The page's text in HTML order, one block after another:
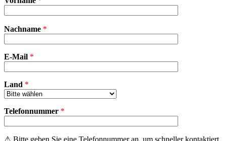
lasse
leer.
Nachname *
E-Mail *
Land *
Telefonnummer *